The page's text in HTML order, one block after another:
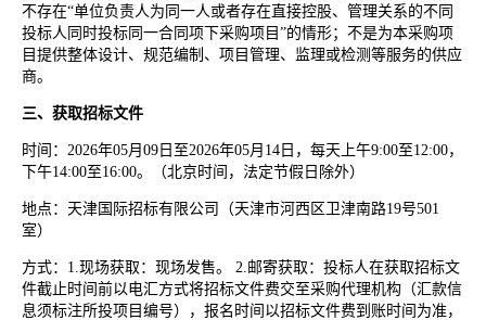
不存在“单位负责人为同一人或者存在直接控股、管理关系的不同
投标人同时投标同一合同项下采购项目”的情形；不是为本采购项
目提供整体设计、规范编制、项目管理、监理或检测等服务的供应
商。
三、获取招标文件
时间：2026年05月09日至2026年05月14日，每天上午9:00至12:00，
下午14:00至16:00。（北京时间，法定节假日除外）
地点：天津国际招标有限公司（天津市河西区卫津南路19号501
室）
方式：1.现场获取：现场发售。 2.邮寄获取：投标人在获取招标文
件截止时间前以电汇方式将招标文件费交至采购代理机构（汇款信
息须标注所投项目编号），报名时间以招标文件费到账时间为准，